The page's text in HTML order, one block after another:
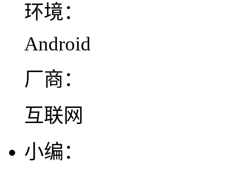
环境：
Android
厂商：
互联网
小编：